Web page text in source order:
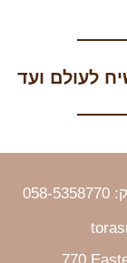
לעולם ועד
770